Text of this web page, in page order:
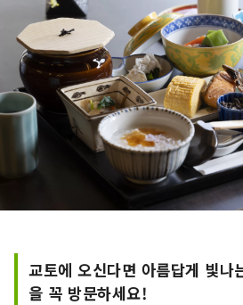
교토에 오신다면 아름답게 빛나
을 꼭 방문하세요!